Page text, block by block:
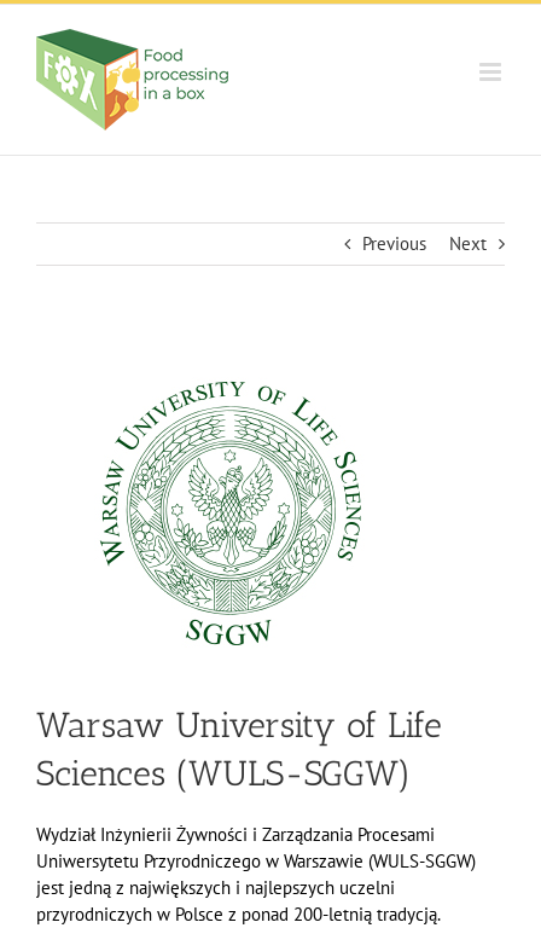
Skip
content
Previous Next
Warsaw University of Life
Sciences (WULS-SGGW)
Wydział Inżynierii Żywności i Zarządzania Procesami
Uniwersytetu Przyrodniczego w Warszawie (WULS-SGGW)
jest jedną z największych i najlepszych uczelni
przyrodniczych w Polsce z ponad 200-letnią tradycją.